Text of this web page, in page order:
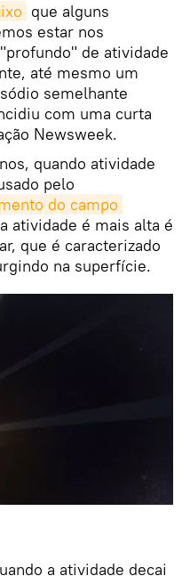
que alguns
estar nos
de atividade
até mesmo um
semelhante
com uma curta
Newsweek.
quando atividade
pelo
do campo
atividade é mais alta é
que é caracterizado
na superfície.
a atividade decai